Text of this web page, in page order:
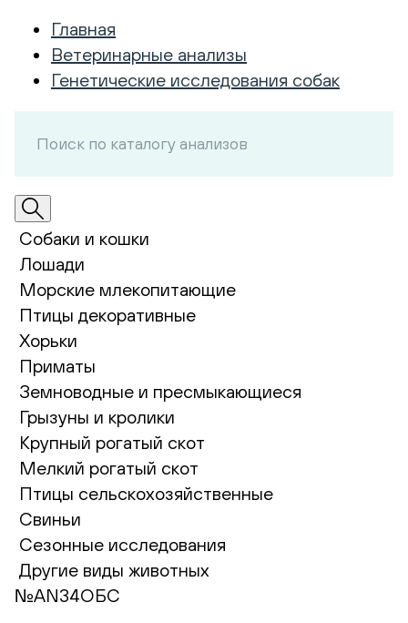
Главная
Ветеринарные анализы
Генетические исследования собак
Собаки и кошки
Лошади
Морские млекопитающие
Птицы декоративные
Хорьки
Приматы
Земноводные и пресмыкающиеся
Грызуны и кролики
Крупный рогатый скот
Мелкий рогатый скот
Птицы сельскохозяйственные
Свиньи
Сезонные исследования
Другие виды животных
№AN34ОБС